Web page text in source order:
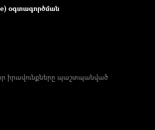
օգտագործման
իրավունքները պաշտպանված